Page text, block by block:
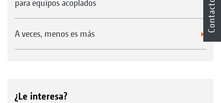
para equipos acoplados
A veces, menos es más
¿Le interesa?
Contacto